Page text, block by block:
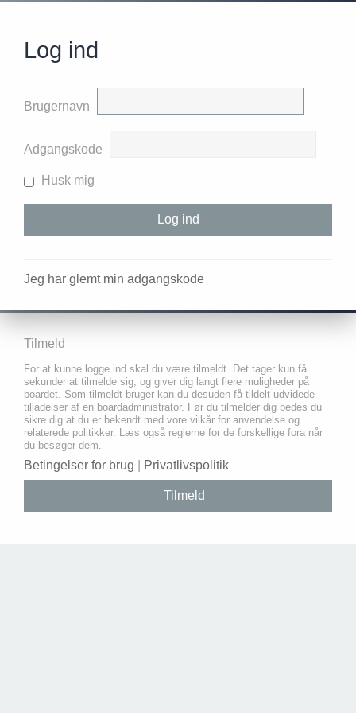
Log ind
Brugernavn
Adgangskode
Husk mig
Jeg har glemt min adgangskode
Tilmeld
For at kunne logge ind skal du være tilmeldt. Det tager kun få
sekunder at tilmelde sig, og giver dig langt flere muligheder på
boardet. Som tilmeldt bruger kan du desuden få tildelt udvidede
tilladelser af en boardadministrator. Før du tilmelder dig bedes du
sikre dig at du er bekendt med vore vilkår for anvendelse og
relaterede politikker. Læs også reglerne for de forskellige fora når
du besøger dem.
Betingelser for brug Privatlivspolitik
Tilmeld